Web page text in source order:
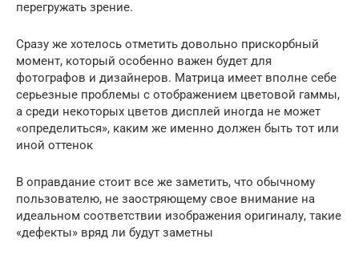
перегружать зрение.
Сразу же хотелось отметить довольно прискорбный
момент, который особенно важен будет для
фотографов и дизайнеров. Матрица имеет вполне себе
серьезные проблемы с отображением цветовой гаммы,
а среди некоторых цветов дисплей иногда не может
«определиться», каким же именно должен быть тот или
иной оттенок
В оправдание стоит все же заметить, что обычному
пользователю, не заостряющему свое внимание на
идеальном соответствии изображения оригиналу, такие
«дефекты» вряд ли будут заметны